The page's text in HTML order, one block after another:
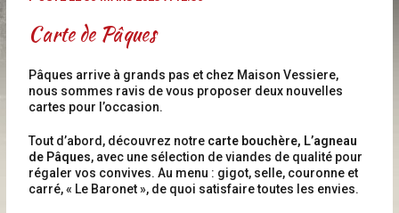
Carte de Pâques
Pâques arrive à grands pas et chez Maison Vessiere,
nous sommes ravis de vous proposer deux nouvelles
cartes pour l’occasion.
Tout d’abord, découvrez notre carte bouchère, L’agneau
de Pâques, avec une sélection de viandes de qualité pour
régaler vos convives. Au menu : gigot, selle, couronne et
carré, « Le Baronet », de quoi satisfaire toutes les envies.